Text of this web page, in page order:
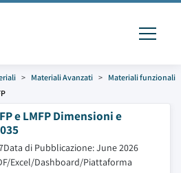
Materiali Avanzati
Materiali funzionali
e LMFP Dimensioni e
Data di Pubblicazione: June 2026
Excel/Dashboard/Piattaforma